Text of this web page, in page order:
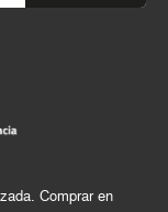
Comprar en